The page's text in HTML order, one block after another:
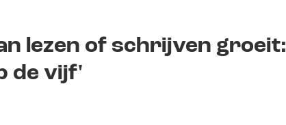
lezen of schrijven groeit:
de vijf'